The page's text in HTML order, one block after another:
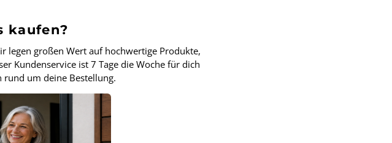
kaufen?
legen großen Wert auf hochwertige Produkte,
Kundenservice ist 7 Tage die Woche für dich
um deine Bestellung.